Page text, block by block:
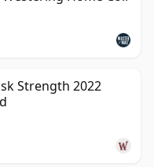
Strength 2022